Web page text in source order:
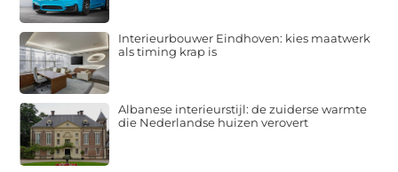
Interieurbouwer Eindhoven: kies maatwerk
als timing krap is
Albanese interieurstijl: de zuiderse warmte
die Nederlandse huizen verovert